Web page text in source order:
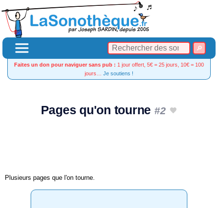
Faites un don pour naviguer sans pub : 1 jour offert, 5€ = 25 jours, 10€ = 100
jours… Je soutiens !
Pages qu'on tourne #2
Plusieurs pages que l'on tourne.